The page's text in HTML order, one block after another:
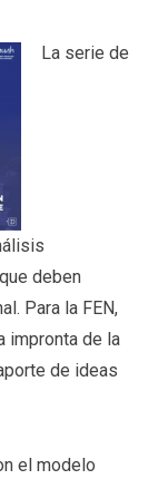
La serie de
deben
Para la FEN,
impronta de la
de ideas
el modelo